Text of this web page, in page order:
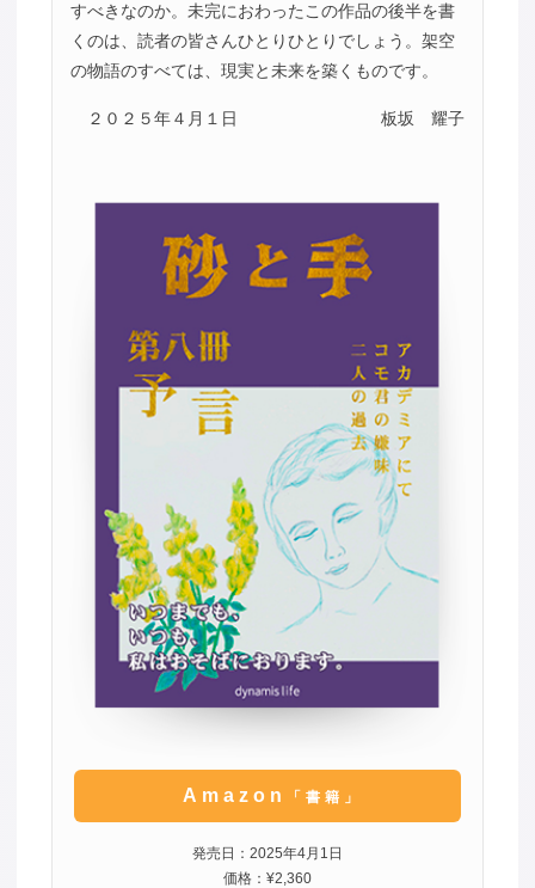
すべきなのか。未完におわったこの作品の後半を書
くのは、読者の皆さんひとりひとりでしょう。架空
の物語のすべては、現実と未来を築くものです。
２０２５年４月１日 板坂 耀子
Amazon 「書籍」
発売日：2025年4月1日
価格：¥2,360